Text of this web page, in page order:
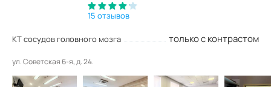
15 отзывов
КТ сосудов головного мозга только с контрастом
ул. Советская 6-я, д. 24.